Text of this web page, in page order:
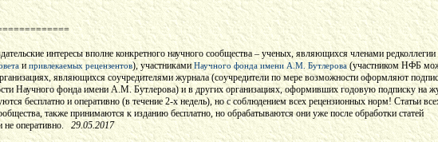
интересы вполне конкретного научного сообщества – ученых, являющихся членами
ипривлекаемых рецензентов), участникамиНаучного фонда имени А.М. Бутлерова(участником НФБ
являющихся соучредителями журнала (соучредители по мере возможности оформляют
Научного фонда имени А.М. Бутлерова) и в других организациях, оформивших годовую подписку на
бесплатно и оперативно (в течение 2-х недель), но с соблюдением всех рецензионных норм! Статьи
также принимаются к изданию бесплатно, но обрабатываются они уже после обработки статей
не оперативно.29.05.2017